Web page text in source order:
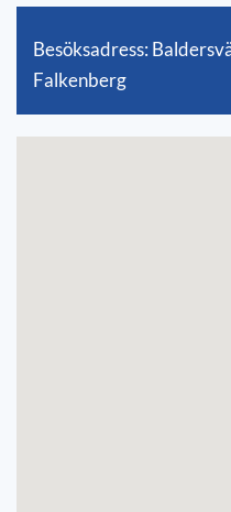
Besöksadress:
Falkenberg